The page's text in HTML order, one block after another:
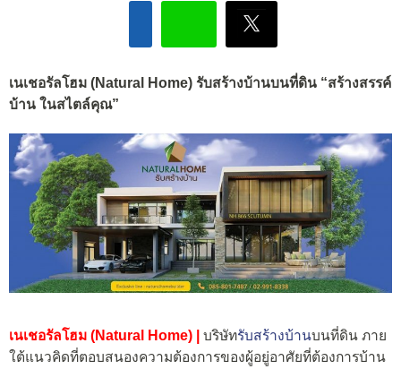
เนเชอรัลโฮม (Natural Home) รับสร้างบ้านบนที่ดิน “สร้างสรรค์
บ้าน ในสไตล์คุณ”
เนเชอรัลโฮม (Natural Home) | บริษัทรับสร้างบ้านบนที่ดิน ภาย
ใต้แนวคิดที่ตอบสนองความต้องการของผู้อยู่อาศัยที่ต้องการบ้าน